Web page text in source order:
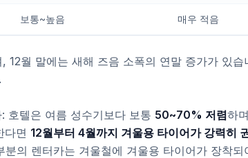
보통~높음 매우 적음
12월 말에는 새해 즈음 소폭의 연말 증가가 있
호텔은 여름 성수기보다 보통 50~70% 저렴하
다면 12월부터 4월까지 겨울용 타이어가 강력히
의 렌터카는 겨울철에 겨울용 타이어가 장착